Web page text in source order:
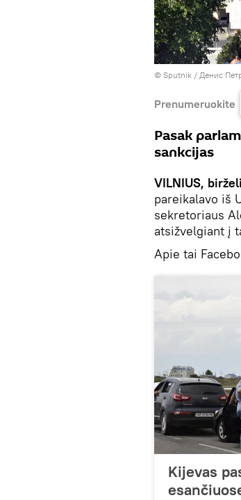
© Sputnik / Денис
Prenumeruokite
Pasak
sankcijas
VILNIUS,
pareikalavo iš
sekretoriaus
atsižvelgiant į
Apie tai
Kijevas